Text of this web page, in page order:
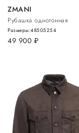
ZMANI
Рубашка однотонная
49 900 руб.
Размеры:48505254